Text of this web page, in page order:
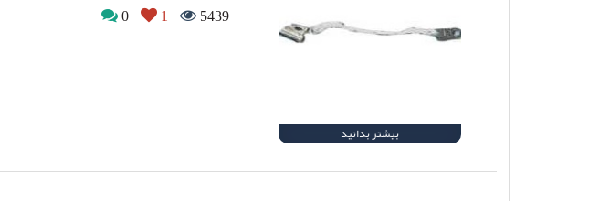
بیشتر بدانید
5439
1
0